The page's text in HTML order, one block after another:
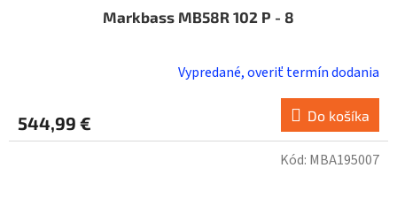
Markbass MB58R 102 P - 8
Vypredané, overiť termín dodania
544,99 € Do košíka
Kód: MBA195007